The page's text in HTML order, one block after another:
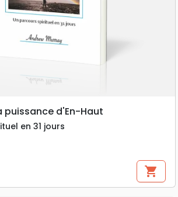
puissance d'En-Haut
en 31 jours
shopping_cart